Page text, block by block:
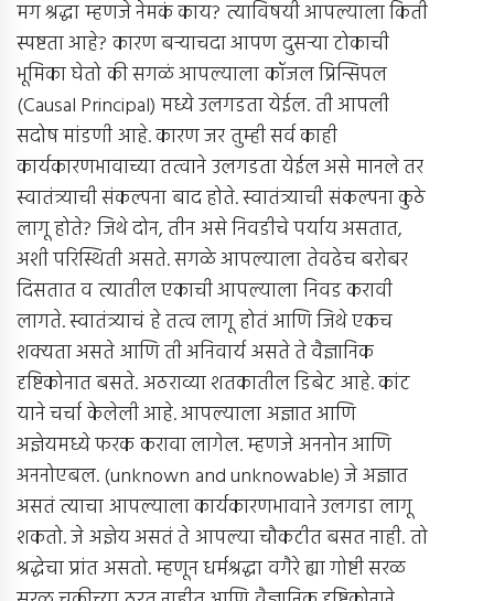
मग श्रद्धा म्हणजे नेमकं काय? त्याविषयी आपल्याला किती
स्पष्टता आहे? कारण बर्‍याचदा आपण दुसर्‍या टोकाची
भूमिका घेतो की सगळं आपल्याला कॉजल प्रिन्सिपल
(Causal Principal) मध्ये उलगडता येईल. ती आपली
सदोष मांडणी आहे. कारण जर तुम्ही सर्व काही
कार्यकारणभावाच्या तत्वाने उलगडता येईल असे मानले तर
स्वातंत्र्याची संकल्पना बाद होते. स्वातंत्र्याची संकल्पना कुठे
लागू होते? जिथे दोन, तीन असे निवडीचे पर्याय असतात,
अशी परिस्थिती असते. सगळे आपल्याला तेवढेच बरोबर
दिसतात व त्यातील एकाची आपल्याला निवड करावी
लागते. स्वातंत्र्याचं हे तत्व लागू होतं आणि जिथे एकच
शक्यता असते आणि ती अनिवार्य असते ते वैज्ञानिक
दृष्टिकोनात बसते. अठराव्या शतकातील डिबेट आहे. कांट
याने चर्चा केलेली आहे. आपल्याला अज्ञात आणि
अज्ञेयमध्ये फरक करावा लागेल. म्हणजे अननोन आणि
अननोएबल. (unknown and unknowable) जे अज्ञात
असतं त्याचा आपल्याला कार्यकारणभावाने उलगडा लागू
शकतो. जे अज्ञेय असतं ते आपल्या चौकटीत बसत नाही. तो
श्रद्धेचा प्रांत असतो. म्हणून धर्मश्रद्धा वगैरे ह्या गोष्टी सरळ